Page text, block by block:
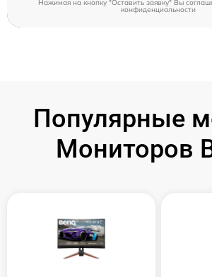
Нажимая на кнопку "Оставить заявку" Вы
конфиденциальности
Популярные
Мониторов